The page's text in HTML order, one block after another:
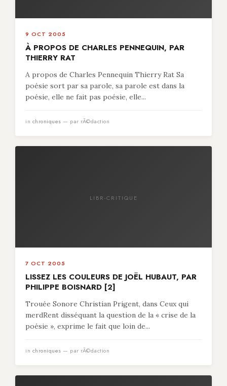
9 OCT 2005
À PROPOS DE CHARLES PENNEQUIN, PAR
THIERRY RAT
A propos de Charles Pennequin Thierry Rat Sa
poésie sort par sa parole, sa parole est dans la
poésie, elle ne fait pas poésie, elle...
in chroniques — par rÃ©daction
LIBR-CRITIQUE
7 OCT 2005
LISSEZ LES COULEURS DE JOËL HUBAUT, PAR
PHILIPPE BOISNARD [2]
Trouée Sonore Christian Prigent, dans Ceux qui
merdRent disséquant la question de la « crise de la
poésie », exprime le fait que loin de...
in chroniques — par rÃ©daction